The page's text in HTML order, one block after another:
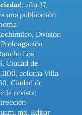
, año 37,
una publicación
División
Los
Ciudad de
colonia Villa
Ciudad de
la revista:
mx. Editor